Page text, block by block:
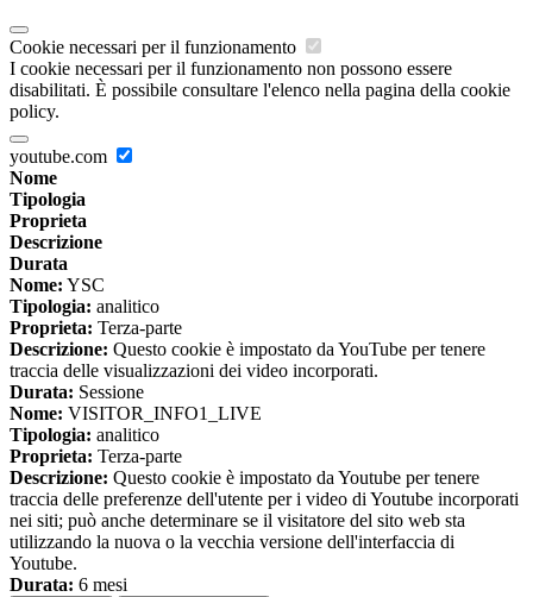
Cookie necessari per il funzionamento
I cookie necessari per il funzionamento non possono essere
disabilitati. È possibile consultare l'elenco nella pagina della cookie
policy.
youtube.com
Nome
Tipologia
Proprieta
Descrizione
Durata
Nome: YSC
Tipologia: analitico
Proprieta: Terza-parte
Descrizione: Questo cookie è impostato da YouTube per tenere
traccia delle visualizzazioni dei video incorporati.
Durata: Sessione
Nome: VISITOR_INFO1_LIVE
Tipologia: analitico
Proprieta: Terza-parte
Descrizione: Questo cookie è impostato da Youtube per tenere
traccia delle preferenze dell'utente per i video di Youtube incorporati
nei siti; può anche determinare se il visitatore del sito web sta
utilizzando la nuova o la vecchia versione dell'interfaccia di
Youtube.
Durata: 6 mesi